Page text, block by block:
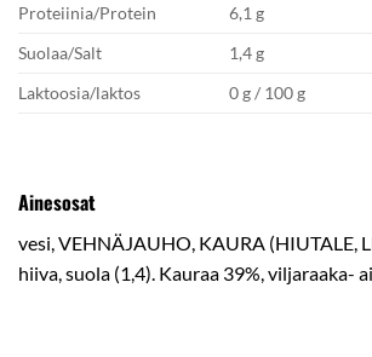
Proteiinia/Protein
6,1 g
Suolaa/Salt
1,4 g
Laktoosia/laktos
0 g / 100 g
Ainesosat
vesi, VEHNÄJAUHO, KAURA (HIUTALE,
hiiva, suola (1,4). Kauraa 39%, viljaraaka-